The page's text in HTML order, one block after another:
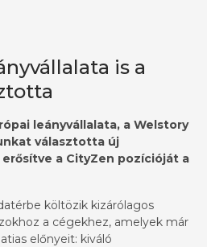
is a
leányvállalata, a Welstory
választotta új
a CityZen pozícióját a
költözik kizárólagos
a cégekhez, amelyek már
előnyeit: kiváló